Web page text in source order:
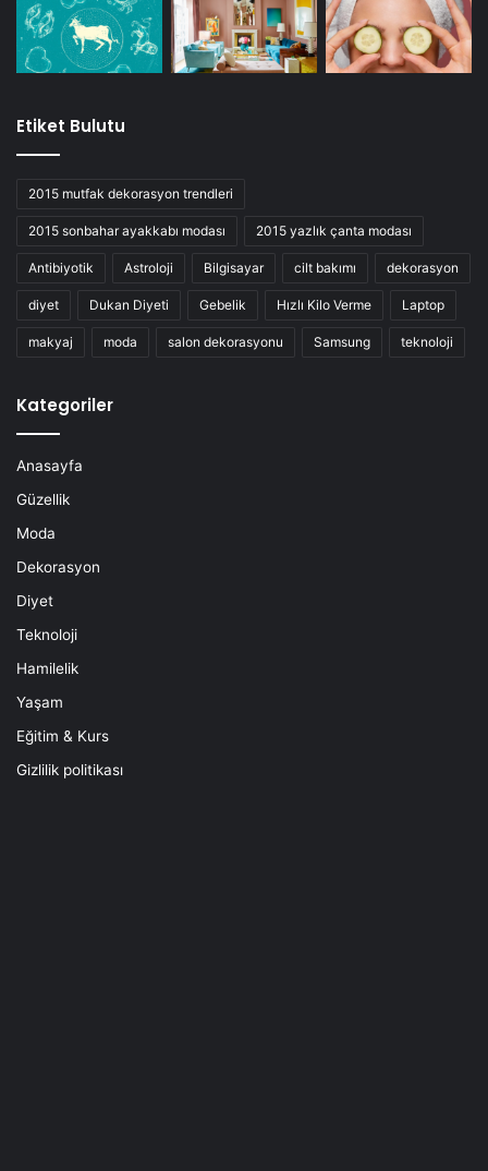
Etiket Bulutu
2015 mutfak dekorasyon trendleri
2015 sonbahar ayakkabı modası 2015 yazlık çanta modası
Antibiyotik Astroloji Bilgisayar cilt bakımı dekorasyon
diyet Dukan Diyeti Gebelik Hızlı Kilo Verme Laptop
makyaj moda salon dekorasyonu Samsung teknoloji
Kategoriler
Anasayfa
Güzellik
Moda
Dekorasyon
Diyet
Teknoloji
Hamilelik
Yaşam
Eğitim & Kurs
Gizlilik politikası